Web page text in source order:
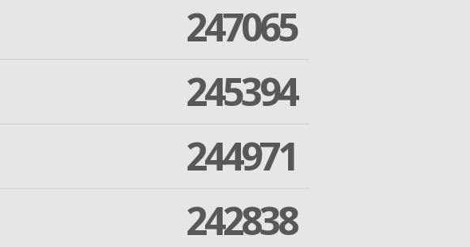
247065
245394
244971
242838